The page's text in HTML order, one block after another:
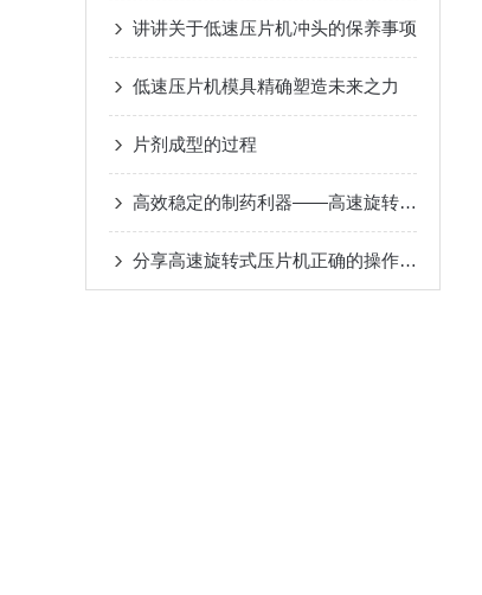
讲讲关于低速压片机冲头的保养事项
低速压片机模具精确塑造未来之力
片剂成型的过程
高效稳定的制药利器——高速旋转式压片机
分享高速旋转式压片机正确的操作步骤及注意事项